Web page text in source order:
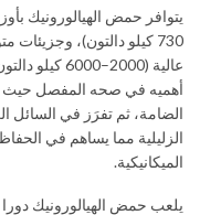
عالية
أهميه في صحه المفصل حيث
الضامة، ثم تفرَز في السائل
الزليلية مما يساهم في
الميكانيكية.
يلعب حمض الهيالورونيك